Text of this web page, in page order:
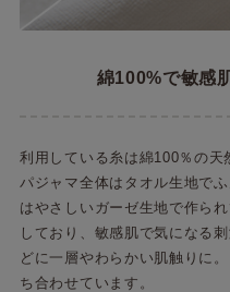
綿100%で敏感
利用している糸は綿100％の天
パジャマ全体はタオル生地で
はやさしいガーゼ生地で作ら
しており、敏感肌で気になる
どに一層やわらかい肌触りに
ち合わせています。